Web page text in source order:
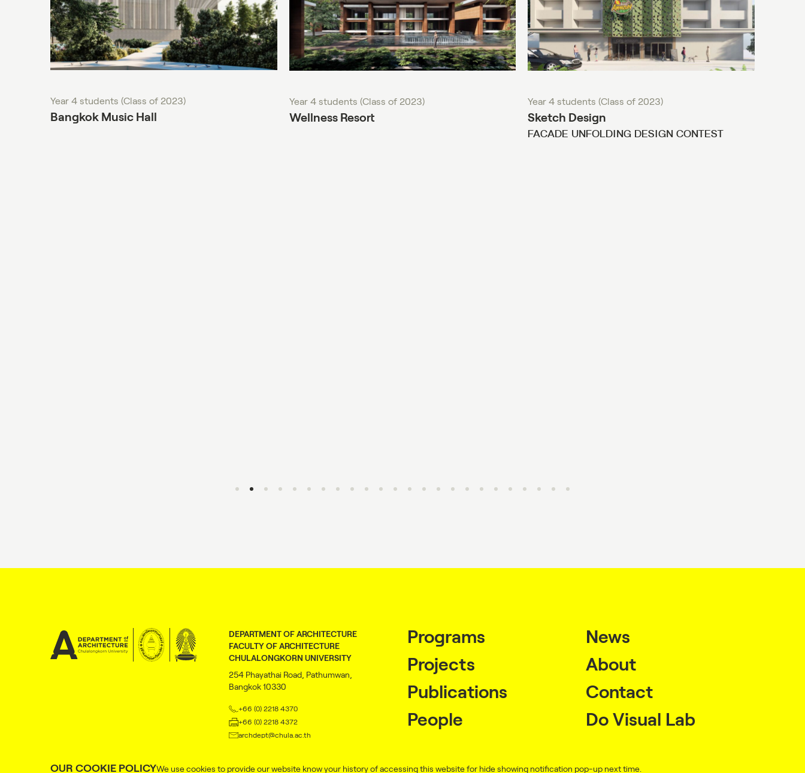
Year 4 students (Class of 2023)
Bangkok Music Hall
Year 4 students (Class of 2023)
Wellness Resort
Year 4 students (Class of 2023)
Sketch Design
FACADE UNFOLDING DESIGN CONTEST
Programs
Projects
Publications
People
News
About
Contact
Do Visual Lab
DEPARTMENT OF ARCHITECTURE
FACULTY OF ARCHITECTURE
CHULALONGKORN UNIVERSITY
254 Phayathai Road, Pathumwan,
Bangkok 10330
+66 (0) 2218 4370
+66 (0) 2218 4372
archdept@chula.ac.th
OUR COOKIE POLICYWe use cookies to provide our website know your history of accessing this website for hide showing notification pop-up next time.